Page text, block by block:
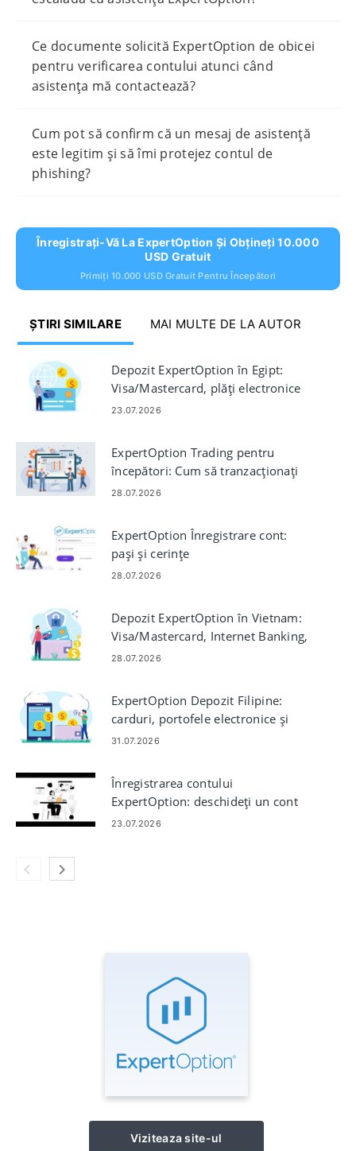
Ce documente solicită ExpertOption de obicei
pentru verificarea contului atunci când
asistența mă contactează?
Cum pot să confirm că un mesaj de asistență
este legitim și să îmi protejez contul de
phishing?
Înregistrați-Vă La ExpertOption Și Obțineți 10.000
USD Gratuit
Primiți 10.000 USD Gratuit Pentru Începători
ȘTIRI SIMILARE MAI MULTE DE LA AUTOR
Depozit ExpertOption în Egipt:
Visa/Mastercard, plăți electronice
și Crypto
23.07.2026
ExpertOption Trading pentru
începători: Cum să tranzacționați
pe platformă
28.07.2026
ExpertOption Înregistrare cont:
pași și cerințe
28.07.2026
Depozit ExpertOption în Vietnam:
Visa/Mastercard, Internet Banking,
plăți electronice și Crypto
28.07.2026
ExpertOption Depozit Filipine:
carduri, portofele electronice și
criptomonede
31.07.2026
Înregistrarea contului
ExpertOption: deschideți un cont
de tranzacționare
23.07.2026
Viziteaza site-ul